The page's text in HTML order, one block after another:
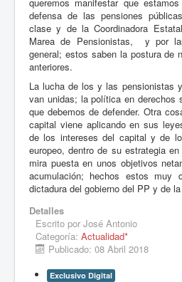
defensa de las pensiones
clase y de la Coordinadora
Marea de Pensionistas, y por
general; estos saben la postura de
anteriores.
La lucha de los y las pensionistas
van unidas; la política en derechos
que debemos de defender. Otra
capital viene aplicando en sus
de los intereses del capital y de
europeo, dentro de su estrategia
mira puesta en unos objetivos
acumulación; hechos estos muy
dictadura del gobierno del PP y de
Detalles
Escrito por José Antonio
Categoría: Actualidad*
Publicado: 08 Abril 2018
Exclusivo Digital